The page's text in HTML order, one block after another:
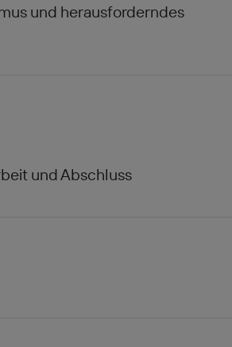
und herausforderndes
und Abschluss